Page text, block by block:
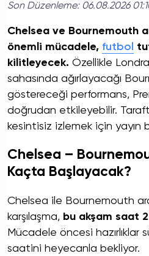
Son Düzenleme: 06.08.2026
Chelsea ve Bournemouth
önemli mücadele, futbol
kilitleyecek. Özellikle
sahasında ağırlayacağı
göstereceği performans,
doğrudan etkileyebilir.
kesintisiz izlemek için yayın
Chelsea –
Kaçta Başlayacak?
Chelsea ile Bournemouth
karşılaşma, bu akşam saat
Mücadele öncesi hazırlıklar
saatini heyecanla bekliyor.